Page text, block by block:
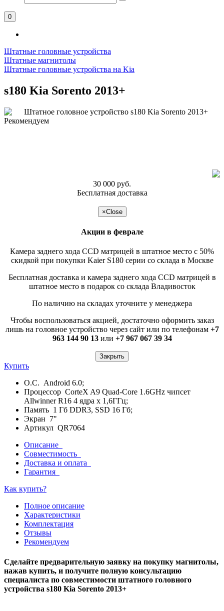
0
Штатные головные устройства
Штатные магнитолы
Штатные головные устройства на Kia
s180 Kia Sorento 2013+
Рекомендуем
30 000 руб.
Бесплатная доставка
×Close
Акции в феврале
Камера заднего хода CCD матрицей в штатное место с 50%
скидкой при покупки Kaier S180 серии со склада в Москве
Бесплатная доставка и камера заднего хода CCD матрицей в
штатное место в подарок со склада Владивосток
По наличию на складах уточните у менеджера
Чтобы воспользоваться акцией, достаточно оформить заказ
лишь на головное устройство через сайт или по телефонам +7
963 144 90 13или +7 967 067 39 34
Закрыть
Купить
О.С. Android 6.0;
Процессор CorteX A9 Quad-Core 1.6GHz чипсет
Allwinner R16 4 ядра х 1,6ГГц;
Память 1 Гб DDR3, SSD 16 Гб;
Экран 7"
Артикул QR7064
Описание
Совместимость
Доставка и оплата
Гарантия
Как купить?
Полное описание
Характеристики
Комплектация
Отзывы
Рекомендуем
Сделайте предварительную заявку на покупку магнитолы,
нажав купить, и получите полную консультацию
специалиста по совместимости штатного головного
устройства s180 Kia Sorento 2013+